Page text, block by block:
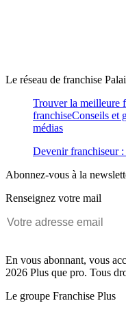
Le réseau de franchise
Trouver la meilleure
franchiseConseils et
médias
Devenir franchiseur :
Abonnez-vous à la
Renseignez votre mail
En vous abonnant, vous
2026 Plus que pro. Tous
Le groupe Franchise Plus